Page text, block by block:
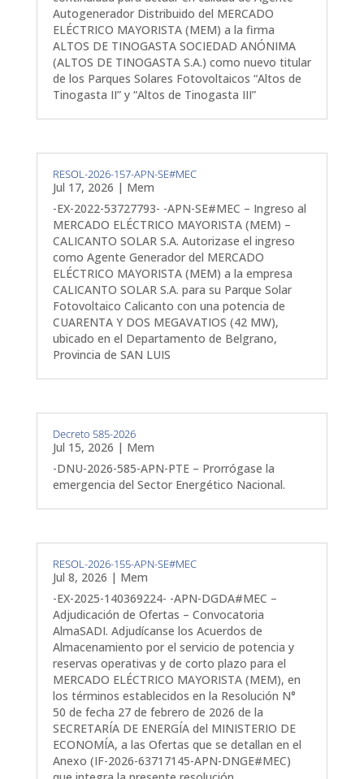
Autogenerador Distribuido del MERCADO
ELÉCTRICO MAYORISTA (MEM) a la firma
ALTOS DE TINOGASTA SOCIEDAD ANÓNIMA
(ALTOS DE TINOGASTA S.A.) como nuevo titular
de los Parques Solares Fotovoltaicos “Altos de
Tinogasta II” y “Altos de Tinogasta III”
RESOL-2026-157-APN-SE#MEC
Jul 17, 2026 | Mem
-EX-2022-53727793- -APN-SE#MEC – Ingreso al
MERCADO ELÉCTRICO MAYORISTA (MEM) –
CALICANTO SOLAR S.A. Autorizase el ingreso
como Agente Generador del MERCADO
ELÉCTRICO MAYORISTA (MEM) a la empresa
CALICANTO SOLAR S.A. para su Parque Solar
Fotovoltaico Calicanto con una potencia de
CUARENTA Y DOS MEGAVATIOS (42 MW),
ubicado en el Departamento de Belgrano,
Provincia de SAN LUIS
Decreto 585-2026
Jul 15, 2026 | Mem
-DNU-2026-585-APN-PTE – Prorrógase la
emergencia del Sector Energético Nacional.
RESOL-2026-155-APN-SE#MEC
Jul 8, 2026 | Mem
-EX-2025-140369224- -APN-DGDA#MEC –
Adjudicación de Ofertas – Convocatoria
AlmaSADI. Adjudícanse los Acuerdos de
Almacenamiento por el servicio de potencia y
reservas operativas y de corto plazo para el
MERCADO ELÉCTRICO MAYORISTA (MEM), en
los términos establecidos en la Resolución N°
50 de fecha 27 de febrero de 2026 de la
SECRETARÍA DE ENERGÍA del MINISTERIO DE
ECONOMÍA, a las Ofertas que se detallan en el
Anexo (IF-2026-63717145-APN-DNGE#MEC)